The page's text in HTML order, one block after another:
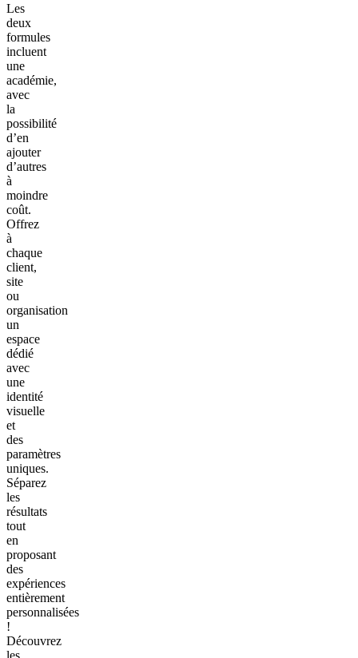
Les
deux
formules
incluent
une
académie,
avec
la
possibilité
d’en
ajouter
d’autres
à
moindre
coût.
Offrez
à
chaque
client,
site
ou
organisation
un
espace
dédié
avec
une
identité
visuelle
et
des
paramètres
uniques.
Séparez
les
résultats
tout
en
proposant
des
expériences
entièrement
personnalisées
!
Découvrez
les